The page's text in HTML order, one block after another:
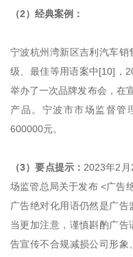
（2）经典案例：
宁波杭州湾新区吉利汽车
级、最佳等用语案中[10]，
举办了一次品牌发布会，在
产品。宁波市市场监督管
600000元。
（3）要点提示： 2023年2
场监管总局关于发布 <广告
广告绝对化用语仍然是广
当更加注意，谨慎斟酌广
告宣传不合规减损公司形